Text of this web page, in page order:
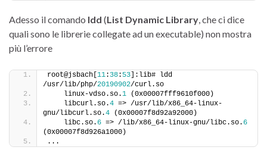
Adesso il comando ldd (List Dynamic Library , che ci dice
quali sono le librerie collegate ad un executable) non mostra
più l’errore
root@jsbach[11: 38: 53]:lib# ldd
/usr/lib/php/20190902/curl.so
    linux-vdso.so.
1 (0x00007fff9610f000)
    libcurl.so.
4 => /usr/lib/x86_64-linux-
gnu/libcurl.so.4 (0x00007f8d92a92000)
    libc.so.
6 => /lib/x86_64-linux-gnu/libc.so. 6
(0x00007f8d926a1000)
...